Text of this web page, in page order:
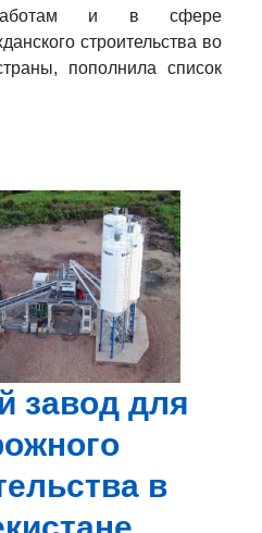
работам и в сфере
строительства во
пополнила список
завод для
в